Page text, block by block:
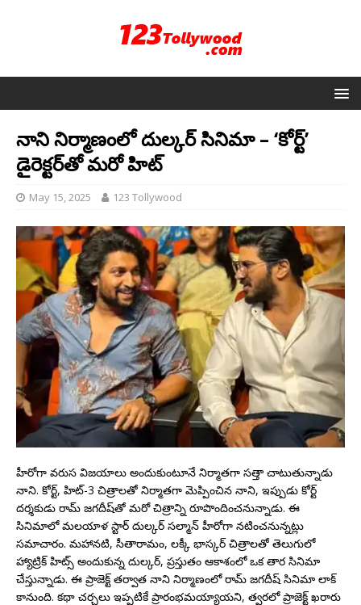
నాని నిర్మాణంలో దుల్కర్ సినిమా – ‘కోర్ట్’
డైరెక్టర్‌తో మరో హిట్
May 15, 2025 123 Tollywood
హీరోగా వరుస విజయాలు అందుకుంటూనే నిర్మాతగా సత్తా చాటుతున్నాడు
నాని. కోర్ట్, హిట్-3 చిత్రాలతో నిర్మాతగా మెప్పించిన నాని, ఇప్పుడు కోర్ట్
దర్శకుడు రామ్ జగదీష్‌తో మరో చిత్రాన్ని రూపొందించనున్నాడు. ఈ
సినిమాలో మలయాళ స్టార్ దుల్కర్ సల్మాన్ హీరోగా నటించనున్నట్లు
సమాచారం. మహానటి, సీతారామం, లక్కీ భాస్కర్ చిత్రాలతో తెలుగులో
హ్యాట్రిక్ హిట్స్ అందుకున్న దుల్కర్, ప్రస్తుతం ఆకాశంలో ఒక తార సినిమా
చేస్తున్నాడు. ఈ ప్రాజెక్ట్ తర్వాత నాని నిర్మాణంలో రామ్ జగదీష్ సినిమా లాక్
కానుంది. కథా చర్చలు ఇప్పటికే ప్రారంభమయ్యాయని, త్వరలో ప్రాజెక్ట్ ఖరారు